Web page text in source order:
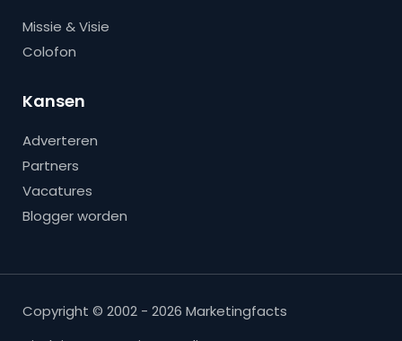
Missie & Visie
Colofon
Kansen
Adverteren
Partners
Vacatures
Blogger worden
Copyright © 2002 - 2026 Marketingfacts